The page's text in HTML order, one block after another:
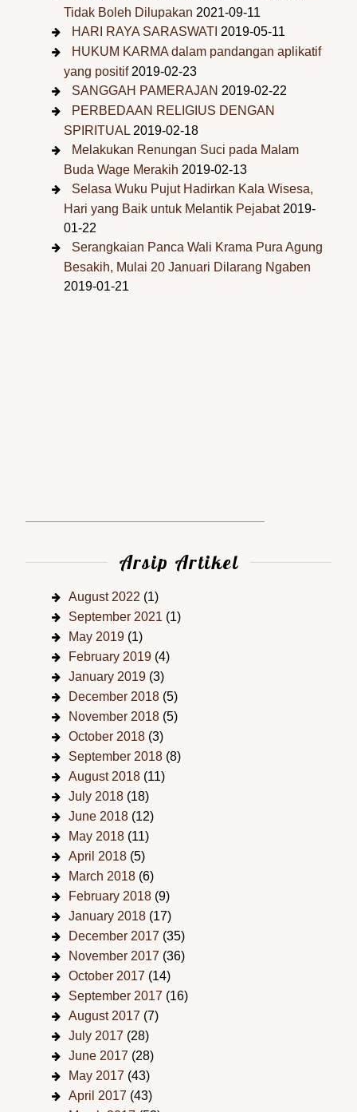
Tidak Boleh Dilupakan 2021-09-11
HARI RAYA SARASWATI 2019-05-11
HUKUM KARMA dalam pandangan aplikatif
yang positif 2019-02-23
SANGGAH PAMERAJAN 2019-02-22
PERBEDAAN RELIGIUS DENGAN
SPIRITUAL 2019-02-18
Melakukan Renungan Suci pada Malam
Buda Wage Merakih 2019-02-13
Selasa Wuku Pujut Hadirkan Kala Wisesa,
Hari yang Baik untuk Melantik Pejabat 2019-
01-22
Serangkaian Panca Wali Krama Pura Agung
Besakih, Mulai 20 Januari Dilarang Ngaben
2019-01-21
Arsip Artikel
August 2022 (1)
September 2021 (1)
May 2019 (1)
February 2019 (4)
January 2019 (3)
December 2018 (5)
November 2018 (5)
October 2018 (3)
September 2018 (8)
August 2018 (11)
July 2018 (18)
June 2018 (12)
May 2018 (11)
April 2018 (5)
March 2018 (6)
February 2018 (9)
January 2018 (17)
December 2017 (35)
November 2017 (36)
October 2017 (14)
September 2017 (16)
August 2017 (7)
July 2017 (28)
June 2017 (28)
May 2017 (43)
April 2017 (43)